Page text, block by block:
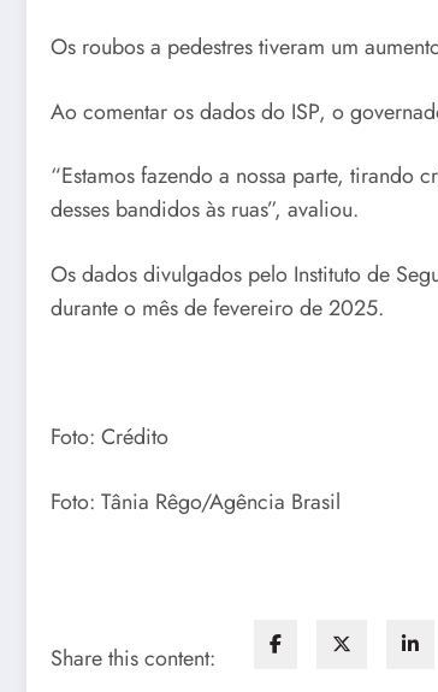
Os roubos a pedestres tiveram um
Ao comentar os dados do ISP, o
“Estamos fazendo a nossa parte, tirando
desses bandidos às ruas”, avaliou.
Os dados divulgados pelo Instituto de
durante o mês de fevereiro de 2025.
Foto: Crédito
Foto: Tânia Rêgo/Agência Brasil
Share this content: